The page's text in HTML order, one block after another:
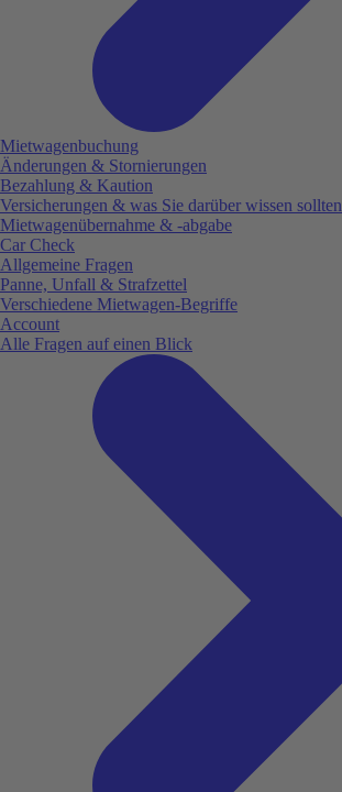
Mietwagenbuchung
Änderungen & Stornierungen
Bezahlung & Kaution
Versicherungen & was Sie darüber wissen sollten
Mietwagenübernahme & -abgabe
Car Check
Allgemeine Fragen
Panne, Unfall & Strafzettel
Verschiedene Mietwagen-Begriffe
Account
Alle Fragen auf einen Blick